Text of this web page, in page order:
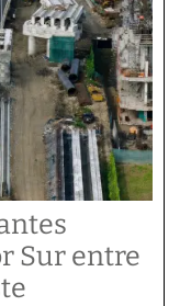
Sur entre